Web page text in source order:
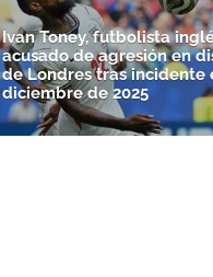
Ivan Toney, futbolista
acusado de agresión en
de Londres tras incidente
diciembre de 2025